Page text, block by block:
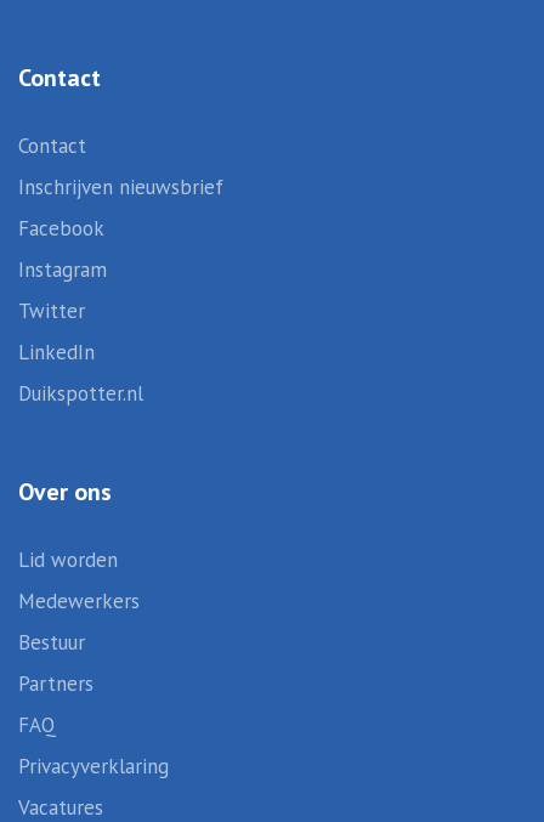
Contact
Contact
Inschrijven nieuwsbrief
Facebook
Instagram
Twitter
LinkedIn
Duikspotter.nl
Over ons
Lid worden
Medewerkers
Bestuur
Partners
FAQ
Privacyverklaring
Vacatures